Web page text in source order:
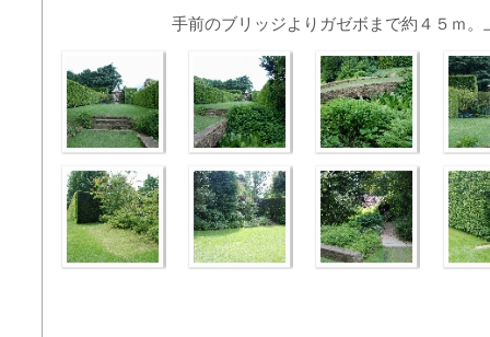
手前のブリッジよりガゼボまで約４５ｍ。